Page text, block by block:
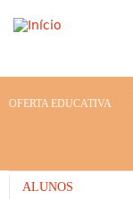
OFERTA EDUCATIVA
ALUNOS